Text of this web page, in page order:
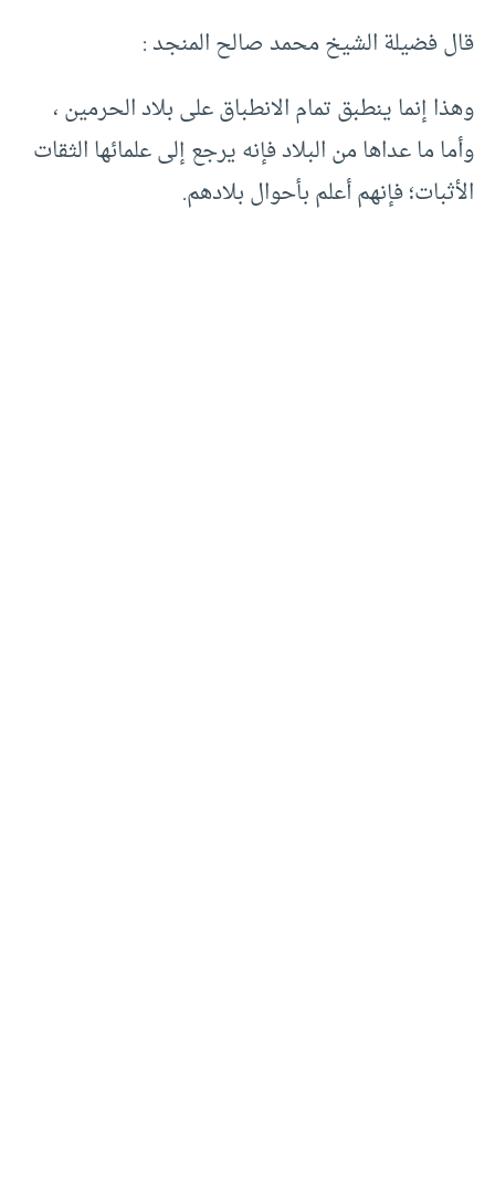
قال فضيلة الشيخ محمد صالح المنجد :
وهذا إنما ينطبق تمام الانطباق على بلاد الحرمين ،
وأما ما عداها من البلاد فإنه يرجع إلى علمائها الثقات
الأثبات؛ فإنهم أعلم بأحوال بلادهم.